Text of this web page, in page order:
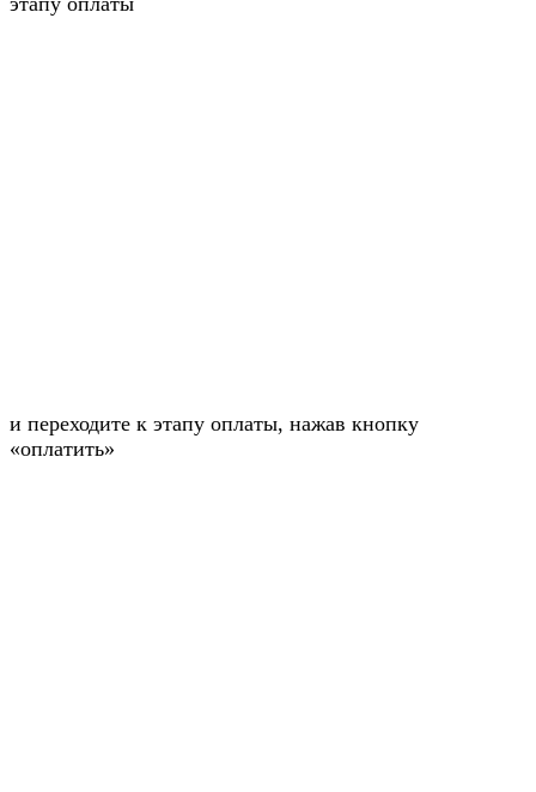
и переходите к этапу оплаты, нажав кнопку
«оплатить»